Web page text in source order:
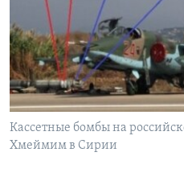
Learning English
СОЦИАЛЬНЫЕ СЕТИ
Языки
Кассетные бомбы на
Хмеймим в Сирии